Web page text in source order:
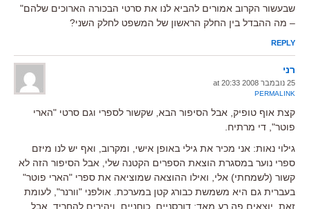
שבעשור הקרוב אמורים להביא לנו את סרטי הבכורה הארוכים שלהם"
– מה ההבדל בין החלק הראשון של המשפט לחלק השני?
REPLY
רני
25 נובמבר 2008 at 20:33
PERMALINK
קצת אוף טופיק, אבל הסיפור הבא, שקשור לספרי וגם סרטי "הארי
פוטר", די מרתיח.
גילוי נאות: אני מכיר את גילי באופן אישי, ומקרוב, ואף יש לנו מיזם
ספרי נוער במסגרת הוצאת הספרים הקטנה שלי, אבל הסיפור הזה לא
קשור (לשמחתי) אלי, ואילו ההוצאה שמוציאה את ספרי "הארי פוטר"
בעברית גם היא משמשת כבורג קטן במערכת. אולפני "וורנר", לעומת
זאת, יוצאים פה רע מאד: דורסניים, כוחניים, ויהירים להחריד. אבל